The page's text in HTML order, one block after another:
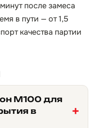
после замеса
в пути — от 1,5
качества партии
М100 для
в